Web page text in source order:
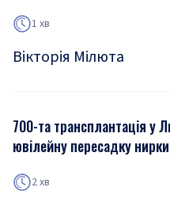
1 хв
Вікторія Мілюта
700-та трансплантація у
ювілейну пересадку нирки
2 хв